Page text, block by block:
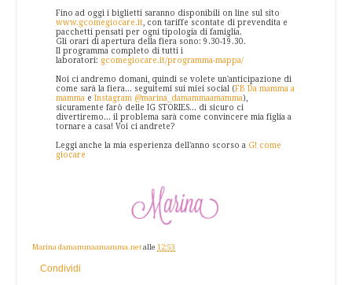
Fino ad oggi i biglietti saranno disponibili on line sul sito
www.gcomegiocare.it, con tariffe scontate di prevendita e
pacchetti pensati per ogni tipologia di famiglia.
Gli orari di apertura della fiera sono: 9.30-19.30.
Il programma completo di tutti i
laboratori: gcomegiocare.it/programma-mappa/
Noi ci andremo domani, quindi se volete un'anticipazione di
come sarà la fiera... seguitemi sui miei social (FB Da mamma a
mamma e Instagram @marina_damammaamamma),
sicuramente farò delle IG STORIES... di sicuro ci
divertiremo... il problema sarà come convincere mia figlia a
tornare a casa! Voi ci andrete?
Leggi anche la mia esperienza dell'anno scorso a G! come
giocare
Marina damammaamamma.net alle 12:53
Condividi